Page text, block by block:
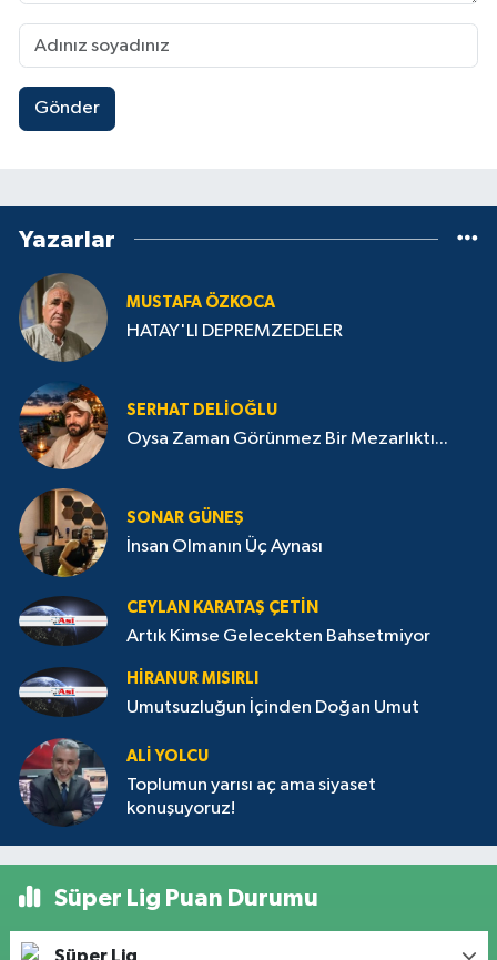
Gönder
Yazarlar
MUSTAFA ÖZKOCA
HATAY'LI DEPREMZEDELER
SERHAT DELIOĞLU
Oysa Zaman Görünmez Bir Mezarlıktı...
SONAR GÜNEŞ
İnsan Olmanın Üç Aynası
CEYLAN KARATAŞ ÇETIN
Artık Kimse Gelecekten Bahsetmiyor
HIRANUR MISIRLI
Umutsuzluğun İçinden Doğan Umut
ALI YOLCU
Toplumun yarısı aç ama siyaset
konuşuyoruz!
Süper Lig Puan Durumu